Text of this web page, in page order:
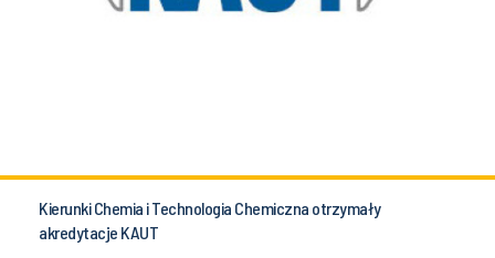
Kierunki Chemia i Technologia Chemiczna otrzymały
akredytacje KAUT